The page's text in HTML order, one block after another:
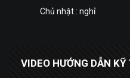
Chủ nhật : nghỉ
VIDEO HƯỚNG DẪN KỸ